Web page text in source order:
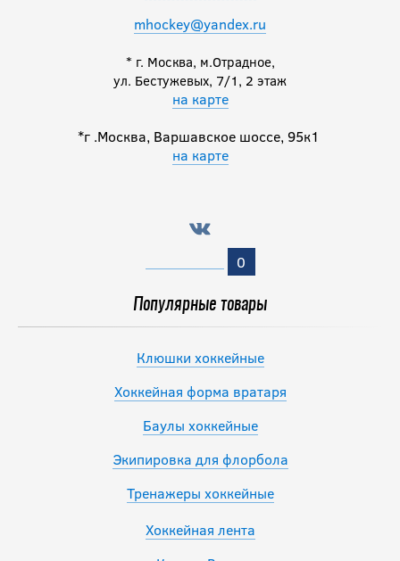
mhockey@yandex.ru
* г. Москва, м.Отрадное,
ул. Бестужевых, 7/1, 2 этаж
на карте
*г .Москва, Варшавское шоссе, 95к1
на карте
0
Популярные товары
Клюшки хоккейные
Хоккейная форма вратаря
Баулы хоккейные
Экипировка для флорбола
Тренажеры хоккейные
Хоккейная лента